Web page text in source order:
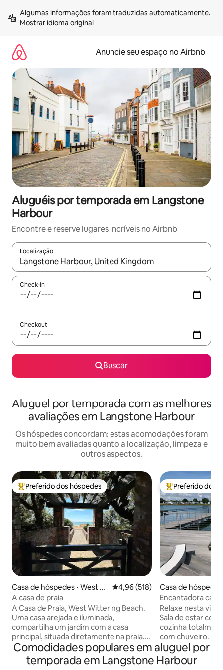
para
Mostrar idioma original
Anuncie seu espaço no Airbnb
Aluguéis por temporada em Langstone
Harbour
Encontre e reserve lugares incríveis no Airbnb
Localização
Quando os resultados estiverem disponíveis, explore-os
Check-in
Checkout
Buscar
Aluguel por temporada com as melhores
avaliações em Langstone Harbour
Os hóspedes concordam: estas acomodações foram
muito bem avaliadas quanto a localização, limpeza e
outros aspectos.
Entre os melhores preferidos dos hóspedes
Preferido dos hóspedes
Casa de hóspedes ⋅ West Wi
ttering
4,96 de uma avaliação média de
4,96 (518)
A casa de praia
A Casa de Praia, West Wittering Beach.
Uma casa arejada e iluminada,
compartilha um jardim com a casa
principal, situada diretamente na praia.
Um refúgio perfeito, a uma hora e meia
de Londres. É independente e fica perto
de Goodwood, Chichester Theatre,
Entre os
Preferido dos
Casa de
hire
Encantadora
Fishery Creek.
Relaxe nesta
Sala de estar
cozinha
com chuveiro.
colchão king size
elétrica, sofá-
suspenso na
Comodidades populares em aluguel por
temporada em Langstone Harbour